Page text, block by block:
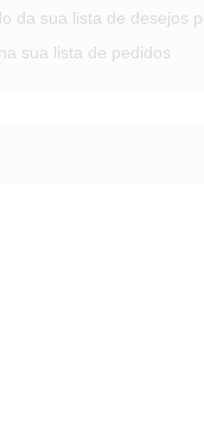
da sua lista de desejos
sua lista de pedidos